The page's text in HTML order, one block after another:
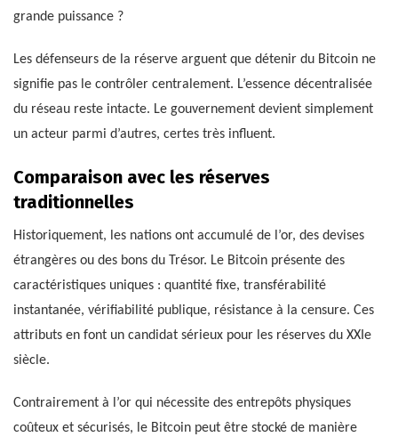
grande puissance ?
Les défenseurs de la réserve arguent que détenir du Bitcoin ne
signifie pas le contrôler centralement. L’essence décentralisée
du réseau reste intacte. Le gouvernement devient simplement
un acteur parmi d’autres, certes très influent.
Comparaison avec les réserves
traditionnelles
Historiquement, les nations ont accumulé de l’or, des devises
étrangères ou des bons du Trésor. Le Bitcoin présente des
caractéristiques uniques : quantité fixe, transférabilité
instantanée, vérifiabilité publique, résistance à la censure. Ces
attributs en font un candidat sérieux pour les réserves du XXIe
siècle.
Contrairement à l’or qui nécessite des entrepôts physiques
coûteux et sécurisés, le Bitcoin peut être stocké de manière